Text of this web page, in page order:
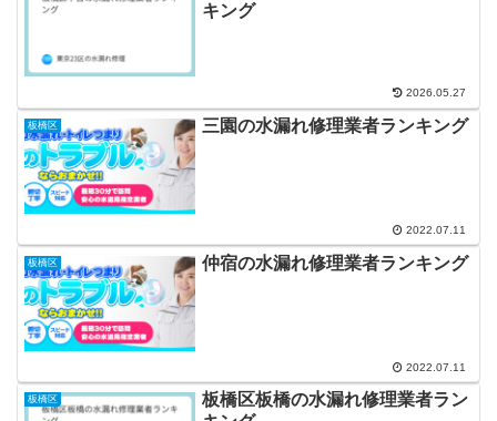
キング
2026.05.27
板橋区 三園の水漏れ修理業者ランキング
2022.07.11
板橋区 仲宿の水漏れ修理業者ランキング
2022.07.11
板橋区
板橋区板橋の水漏れ修理業者ラン